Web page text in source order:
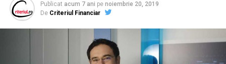
Publicat acum 7 ani pe noiembrie 20, 2019
De Criteriul Financiar